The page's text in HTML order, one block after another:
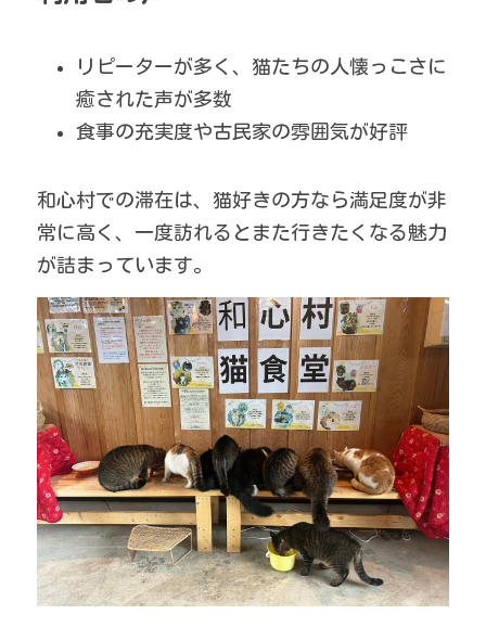
リピーターが多く、猫たちの人懐っこさに
癒された声が多数
食事の充実度や古民家の雰囲気が好評
和心村での滞在は、猫好きの方なら満足度が非
常に高く、一度訪れるとまた行きたくなる魅力
が詰まっています。